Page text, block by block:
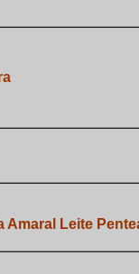
Amaral Leite